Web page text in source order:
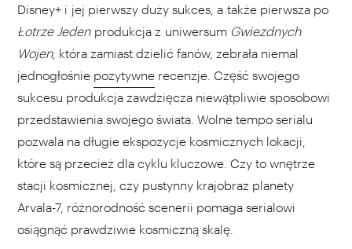
Disney+ i jej pierwszy duży sukces, a także pierwsza po
Łotrze Jedenprodukcja z uniwersum Gwiezdnych
Wojen, która zamiast dzielić fanów, zebrała niemal
jednogłośnie pozytywne recenzje. Część swojego
sukcesu produkcja zawdzięcza niewątpliwie sposobowi
przedstawienia swojego świata. Wolne tempo serialu
pozwala na długie ekspozycje kosmicznych lokacji,
które są przecież dla cyklu kluczowe. Czy to wnętrze
stacji kosmicznej, czy pustynny krajobraz planety
Arvala-7, różnorodność scenerii pomaga serialowi
osiągnąć prawdziwie kosmiczną skalę.